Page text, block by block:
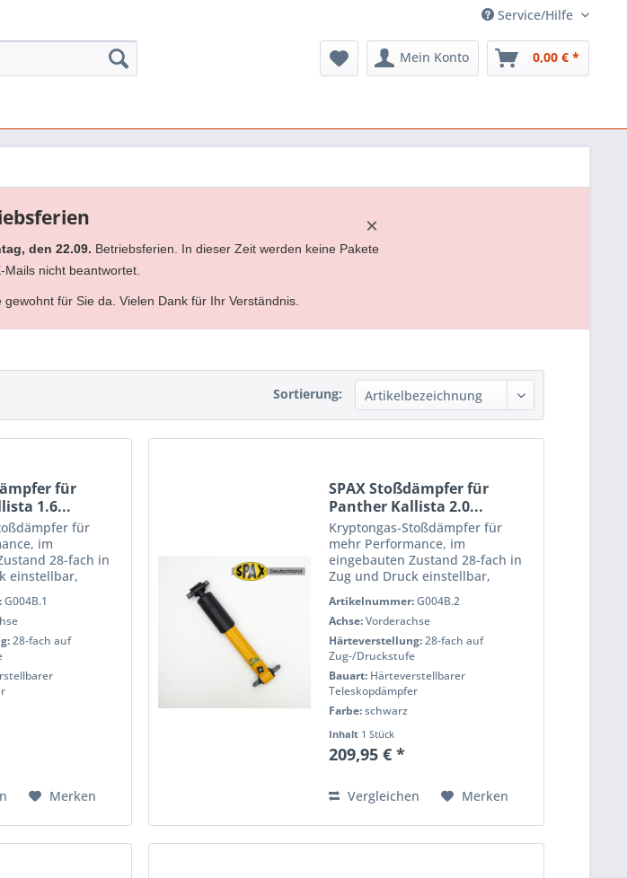
Service/Hilfe
Mein Konto 0,00 € *
×
den 22.09. Betriebsferien. In dieser Zeit werden keine Pakete
nicht beantwortet.
für Sie da. Vielen Dank für Ihr Verständnis.
Sortierung:
für
1.6...
für
im
28-fach in
einstellbar,
Prüfstand
Qualität
Wenn Sie das
G004B.1
28-fach auf
Merken
SPAX Stoßdämpfer für
Panther Kallista 2.0...
Kryptongas-Stoßdämpfer für
mehr Performance, im
eingebauten Zustand 28-fach in
Zug und Druck einstellbar,
Lebensdauer, voll Prüfstand
getestet für h?Âchste Qualität
und Performance. Wenn Sie das
Handling...
Artikelnummer:G004B.2
Achse:Vorderachse
Härteverstellung:28-fach auf
Zug-/Druckstufe
Bauart: Härteverstellbarer
Teleskopdämpfer
Farbe:schwarz
Inhalt 1 Stück
209,95 € *
Vergleichen Merken